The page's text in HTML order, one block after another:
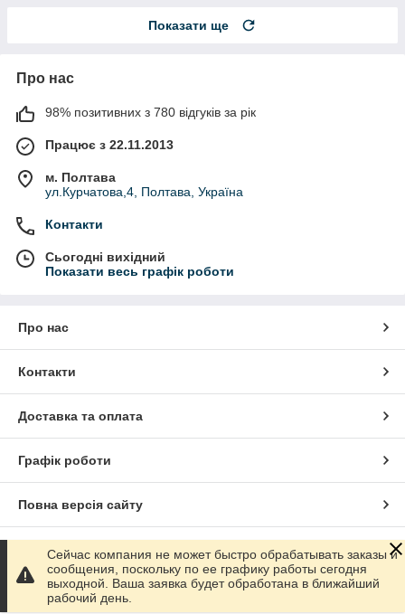
Показати ще
Про нас
98% позитивних з 780 відгуків за рік
Працює з 22.11.2013
м. Полтава
ул.Курчатова,4, Полтава, Україна
Контакти
Сьогодні вихідний
Показати весь графік роботи
Про нас
Контакти
Доставка та оплата
Графік роботи
Повна версія сайту
Сайт створено на маркетплейсі Prom.ua
Політика конфіденційності
Сейчас компания не может быстро обрабатывать заказы и
сообщения, поскольку по ее графику работы сегодня
выходной. Ваша заявка будет обработана в ближайший
рабочий день.